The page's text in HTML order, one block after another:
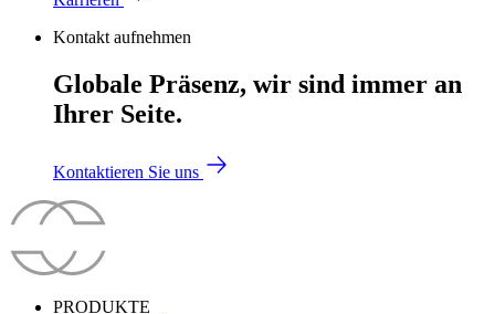
Kontakt aufnehmen
Globale Präsenz, wir sind immer an
Ihrer Seite.
Kontaktieren Sie uns
PRODUKTE